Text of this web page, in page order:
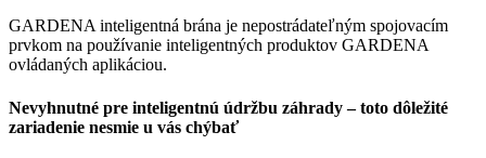
GARDENA inteligentná brána je nepostrádateľným spojovacím
prvkom na používanie inteligentných produktov GARDENA
ovládaných aplikáciou.
Nevyhnutné pre inteligentnú údržbu záhrady – toto dôležité
zariadenie nesmie u vás chýbať